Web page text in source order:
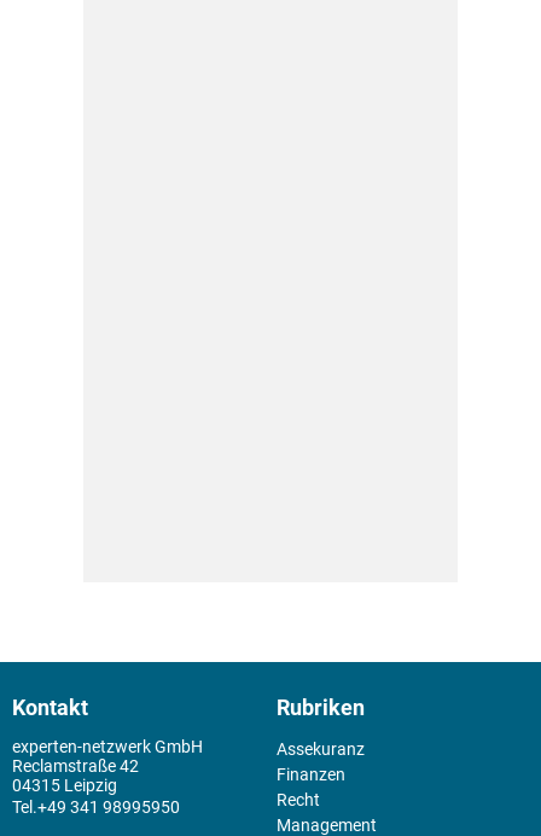
Kontakt
experten-netzwerk GmbH
Reclamstraße 42
04315 Leipzig
+49 341 98995950
Rubriken
Assekuranz
Finanzen
Recht
Management